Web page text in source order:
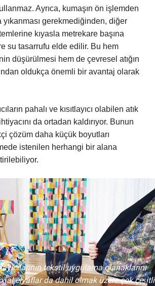
Ayrıca, kumaşın ön işlemden
gerekmediğinden, diğer
kıyasla metrekare başına
su tasarrufu elde edilir. Bu hem
düşürülmesi hem de çevresel atığın
oldukça önemli bir avantaj olarak
pahalı ve kısıtlayıcı olabilen atık
da ortadan kaldırıyor. Bunun
çözüm daha küçük boyutları
istenilen herhangi bir alana
tekstil uygulama olanaklarını
elyaflar da dahil olmak üzere çok çeşitli